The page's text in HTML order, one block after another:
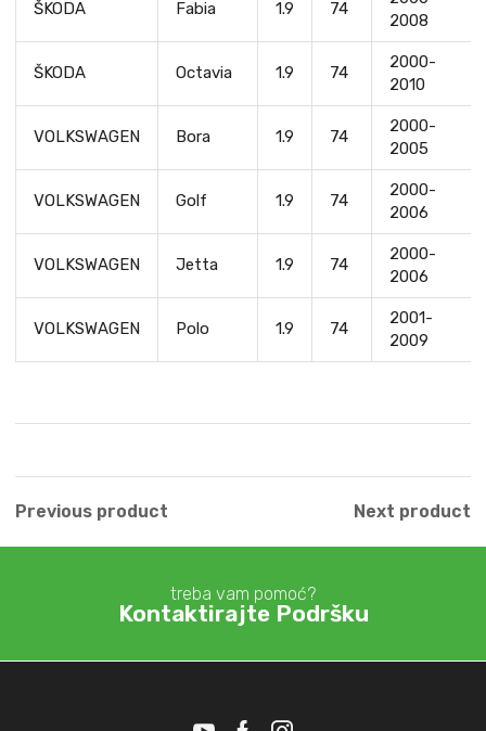
ŠKODA Fabia 1.9 74
2008
ŠKODA Octavia 1.9 74
2000-
2010
VOLKSWAGEN Bora 1.9 74
2000-
2005
VOLKSWAGEN Golf 1.9 74
2000-
2006
VOLKSWAGEN Jetta 1.9 74
2000-
2006
VOLKSWAGEN Polo 1.9 74
2001-
2009
Previous product Next product
treba vam pomoć?
Kontaktirajte Podršku